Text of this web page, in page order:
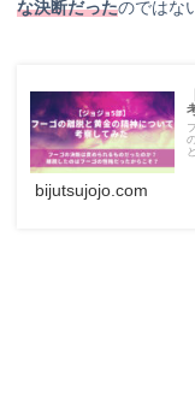
な決断だったのではな
bijutsujojo.com